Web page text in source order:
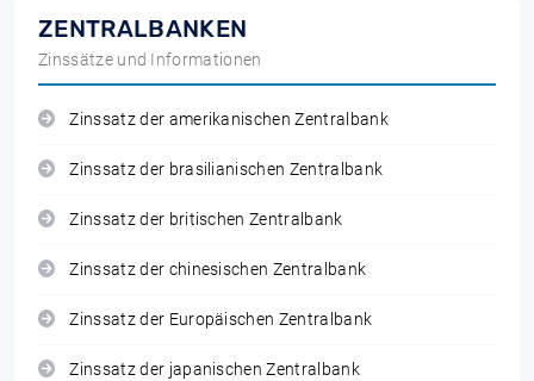
ZENTRALBANKEN
Zinssätze und Informationen
Zinssatz der amerikanischen Zentralbank
Zinssatz der brasilianischen Zentralbank
Zinssatz der britischen Zentralbank
Zinssatz der chinesischen Zentralbank
Zinssatz der Europäischen Zentralbank
Zinssatz der japanischen Zentralbank